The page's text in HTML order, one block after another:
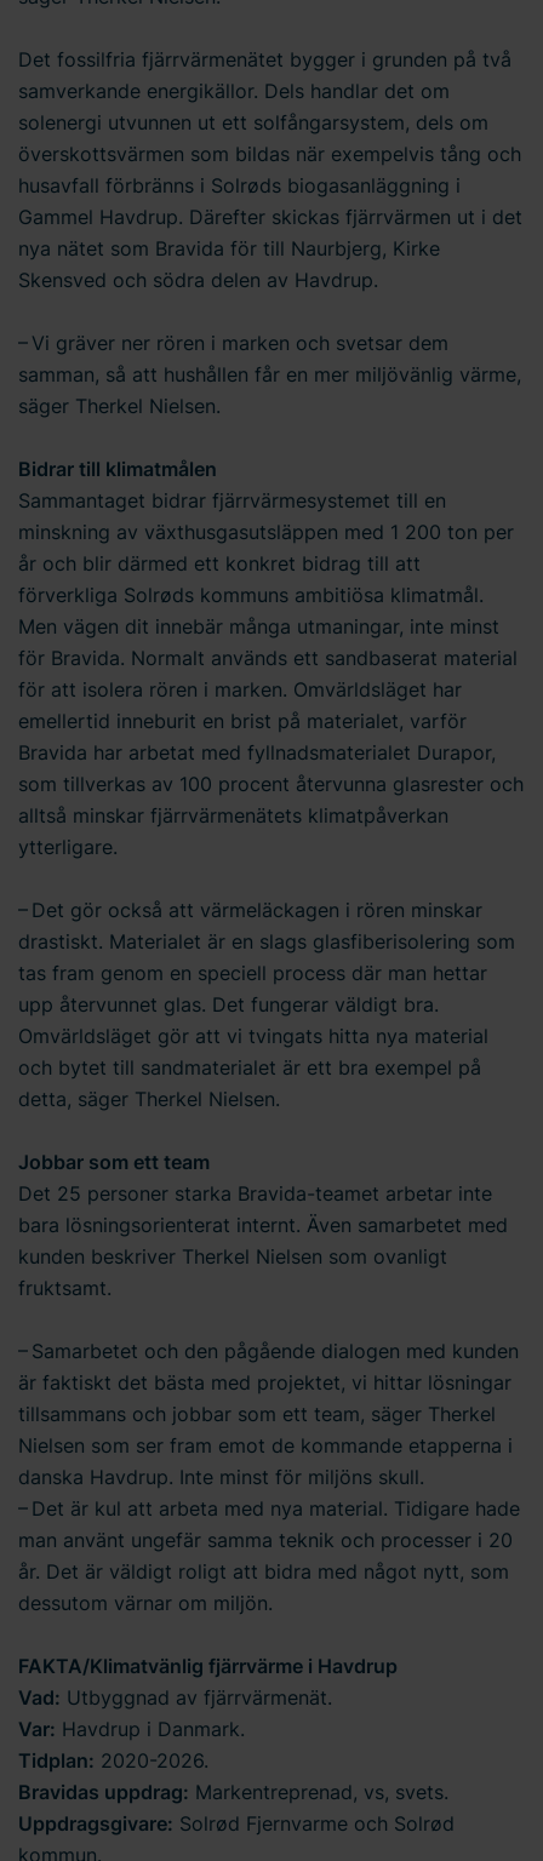
Det fossilfria fjärrvärmenätet bygger i grunden på två
samverkande energikällor. Dels handlar det om
solenergi utvunnen ut ett solfångarsystem, dels om
överskottsvärmen som bildas när exempelvis tång och
husavfall förbränns i Solrøds biogasanläggning i
Gammel Havdrup. Därefter skickas fjärrvärmen ut i det
nya nätet som Bravida för till Naurbjerg, Kirke
Skensved och södra delen av Havdrup.
– Vi gräver ner rören i marken och svetsar dem
samman, så att hushållen får en mer miljövänlig värme,
säger Therkel Nielsen.
Bidrar till klimatmålen
Sammantaget bidrar fjärrvärmesystemet till en
minskning av växthusgasutsläppen med 1 200 ton per
år och blir därmed ett konkret bidrag till att
förverkliga Solrøds kommuns ambitiösa klimatmål.
Men vägen dit innebär många utmaningar, inte minst
för Bravida. Normalt används ett sandbaserat material
för att isolera rören i marken. Omvärldsläget har
emellertid inneburit en brist på materialet, varför
Bravida har arbetat med fyllnadsmaterialet Durapor,
som tillverkas av 100 procent återvunna glasrester och
alltså minskar fjärrvärmenätets klimatpåverkan
ytterligare.
– Det gör också att värmeläckagen i rören minskar
drastiskt. Materialet är en slags glasfiberisolering som
tas fram genom en speciell process där man hettar
upp återvunnet glas. Det fungerar väldigt bra.
Omvärldsläget gör att vi tvingats hitta nya material
och bytet till sandmaterialet är ett bra exempel på
detta, säger Therkel Nielsen.
Jobbar som ett team
Det 25 personer starka Bravida-teamet arbetar inte
bara lösningsorienterat internt. Även samarbetet med
kunden beskriver Therkel Nielsen som ovanligt
fruktsamt.
– Samarbetet och den pågående dialogen med kunden
är faktiskt det bästa med projektet, vi hittar lösningar
tillsammans och jobbar som ett team, säger Therkel
Nielsen som ser fram emot de kommande etapperna i
danska Havdrup. Inte minst för miljöns skull.
– Det är kul att arbeta med nya material. Tidigare hade
man använt ungefär samma teknik och processer i 20
år. Det är väldigt roligt att bidra med något nytt, som
dessutom värnar om miljön.
FAKTA/Klimatvänlig fjärrvärme i Havdrup
Vad: Utbyggnad av fjärrvärmenät.
Var: Havdrup i Danmark.
Tidplan: 2020-2026.
Bravidas uppdrag: Markentreprenad, vs, svets.
Uppdragsgivare: Solrød Fjernvarme och Solrød
kommun.